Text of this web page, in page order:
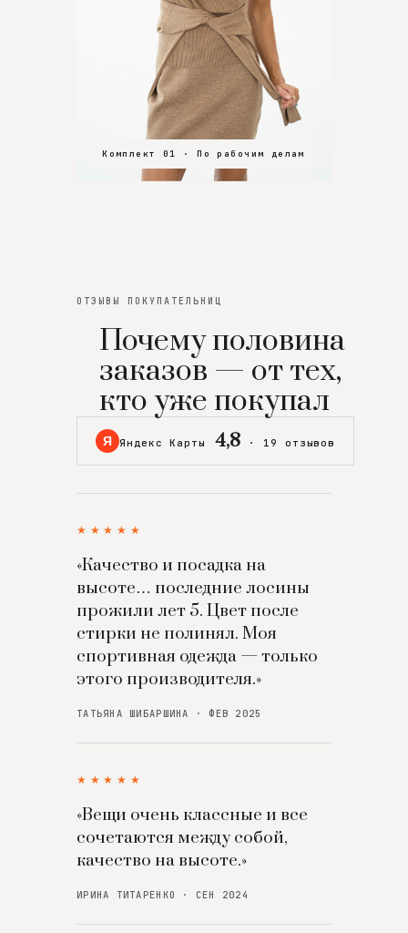
Комплект 01 · По рабочим делам
Комплект 02 · В зал
Комплект 03 · На особенный вечер
ОТЗЫВЫ ПОКУПАТЕЛЬНИЦ
Почему половина
заказов — от тех,
кто уже покупал
Я Яндекс Карты 4,8 · 19 отзывов
★★★★★
«Качество и посадка на
высоте… последние лосины
прожили лет 5. Цвет после
стирки не полинял. Моя
спортивная одежда — только
этого производителя.»
ТАТЬЯНА ШИБАРШИНА · ФЕВ 2025
★★★★★
«Вещи очень классные и все
сочетаются между собой,
качество на высоте.»
ИРИНА ТИТАРЕНКО · СЕН 2024